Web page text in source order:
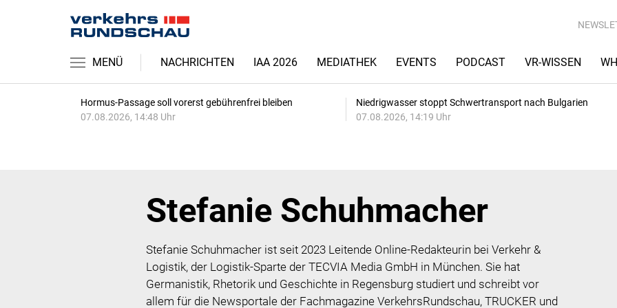
MENÜ NACHRICHTEN IAA 2026 MEDIATHEK EVENTS PODCAST VR-WISSEN
Hormus-Passage soll vorerst gebührenfrei bleiben
07.08.2026, 14:48 Uhr
Niedrigwasser stoppt Schwertransport nach Bulgarien
07.08.2026, 14:19 Uhr
Stefanie Schuhmacher
Stefanie Schuhmacher ist seit 2023 Leitende Online-Redakteurin bei Verkehr &
Logistik, der Logistik-Sparte der TECVIA Media GmbH in München. Sie hat
Germanistik, Rhetorik und Geschichte in Regensburg studiert und schreibt vor
allem für die Newsportale der Fachmagazine VerkehrsRundschau, TRUCKER und